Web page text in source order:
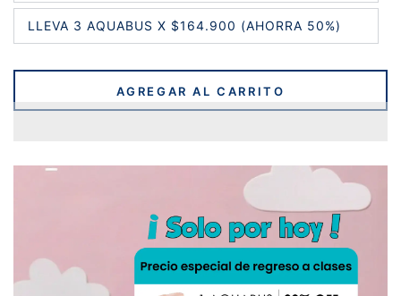
no
disponible
LLEVA 3 AQUABUS X $164.900 (AHORRA 50%)
Variante
agotada
no
AGREGAR AL CARRITO